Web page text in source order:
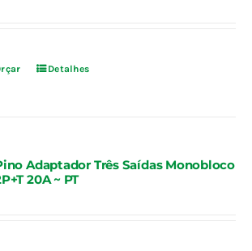
Detalhes
Adaptador Três Saídas Monobloco
20A ~ PT